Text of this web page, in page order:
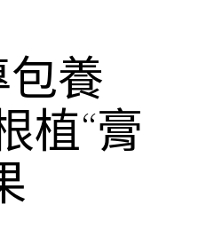
養
植“膏